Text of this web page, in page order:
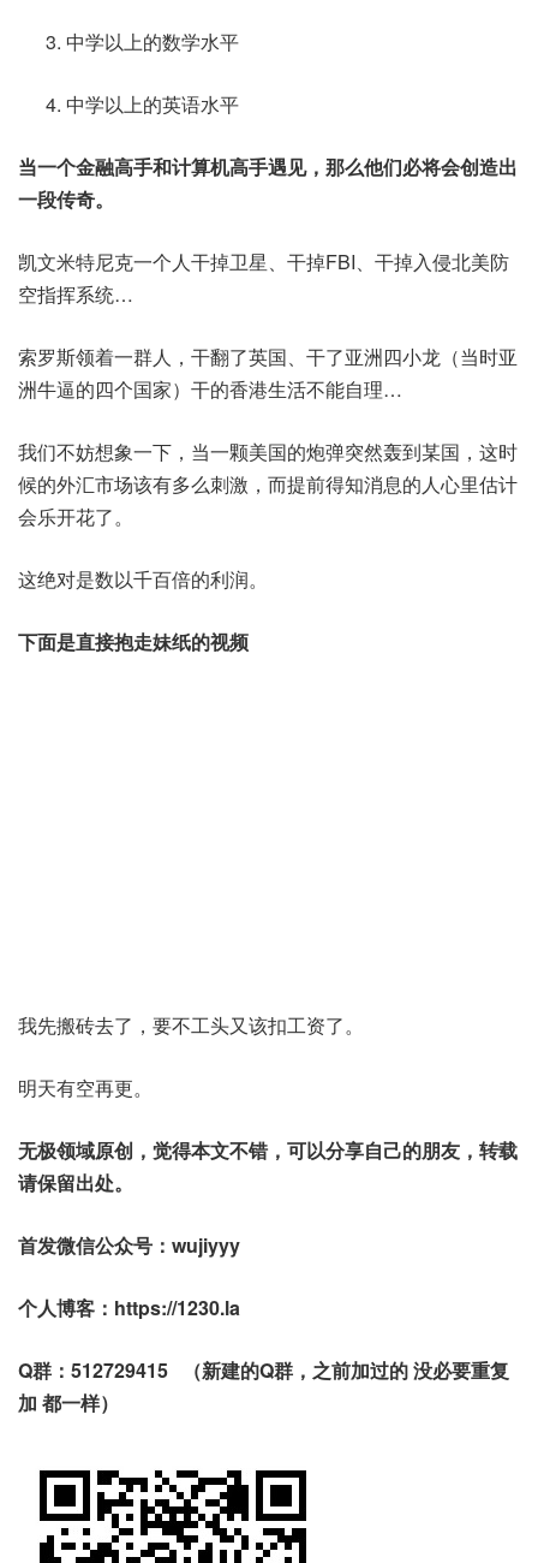
中学以上的数学水平
中学以上的英语水平
当一个金融高手和计算机高手遇见，那么他们必将会创造出
一段传奇。
凯文米特尼克一个人干掉卫星、干掉FBI、干掉入侵北美防
空指挥系统…
索罗斯领着一群人，干翻了英国、干了亚洲四小龙（当时亚
洲牛逼的四个国家）干的香港生活不能自理…
我们不妨想象一下，当一颗美国的炮弹突然轰到某国，这时
候的外汇市场该有多么刺激，而提前得知消息的人心里估计
会乐开花了。
这绝对是数以千百倍的利润。
下面是直接抱走妹纸的视频
我先搬砖去了，要不工头又该扣工资了。
明天有空再更。
无极领域原创，觉得本文不错，可以分享自己的朋友，转载
请保留出处。
首发微信公众号：wujiyyy
个人博客：https://1230.la
Q群：512729415 （新建的Q群，之前加过的 没必要重复
加 都一样）